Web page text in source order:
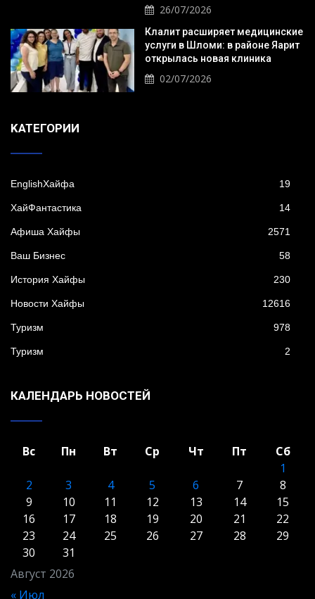
26/07/2026
Клалит расширяет медицинские
услуги в Шломи: в районе Яарит
открылась новая клиника
02/07/2026
KАТЕГОРИИ
EnglishХайфа 19
XайФантастика 14
Афиша Хайфы 2571
Ваш Бизнес 58
История Хайфы 230
Новости Хайфы 12616
Туризм 978
Туризм 2
КАЛЕНДАРЬ НОВОСТЕЙ
Август 2026
Вс Пн Вт Ср Чт Пт
Сб
1
2
3 4 5 6 7
8
9
10 11 12 13 14
15
16
17 18 19 20 21
22
23
24 25 26 27 28
29
30
31
« Июл